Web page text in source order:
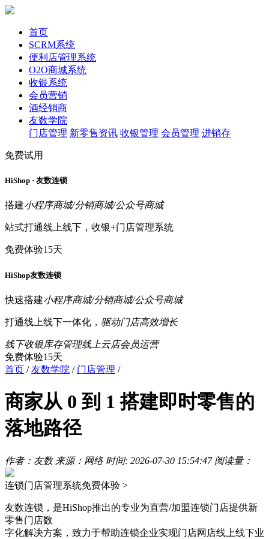
首页
SCRM系统
便利店管理系统
O2O商城系统
收银系统
会员营销
酒经销商
友数学院
门店管理 新零售资讯 收银管理 会员管理 进销存
免费试用
HiShop · 友数连锁
搭建小程序商城/分销商城/公众号商城
站式打通线上线下，收银+门店管理系统
免费体验15天
HiShop友数连锁
快速搭建小程序商城/分销商城/公众号商城
打通线上线下一体化， 驱动门店高效增长
线下收银库存管理线上云店会员运营
免费体验15天
首页 /友数学院 / 门店管理 /
商家从 0 到 1 搭建即时零售的
落地路径
作者：友数 来源：网络 时间: 2026-07-30 15:54:47 阅读量：
连锁门店管理系统免费体验 >
友数连锁，是HiShop推出的专业为直营/加盟连锁门店提供新
零售门店数
字化解决方案，致力于帮助连锁企业实现门店网店线上线下业